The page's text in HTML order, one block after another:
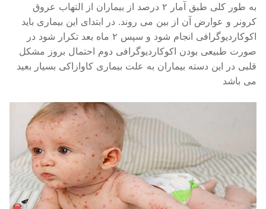
به طور کلی طبق آمار ۲ درصد از بیماران از التهاب عروق
کرونر و عوارض آن از بین می روند. در ابتدای این بیماری باید
اکوکاردیوگرافی انجام شود و سپس ۲ ماه بعد تکرار شود در
صورت طبیعی بودن اکوکاردیوگرافی دوم احتمال بروز مشکل
قلبی در این دسته بیماران به علت بیماری کاوازاکی بسیار بعید
می باشد